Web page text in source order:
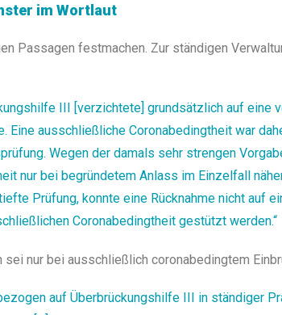
im Wortlaut
Passagen festmachen. Zur ständigen
III [verzichtete] grundsätzlich auf eine
Eine ausschließliche Coronabedingtheit war
Wegen der damals sehr strengen
nur bei begründetem Anlass im Einzelfall
Prüfung, konnte eine Rücknahme nicht auf
Coronabedingtheit gestützt werden.“
nur bei ausschließlich coronabedingtem
auf Überbrückungshilfe III in ständiger